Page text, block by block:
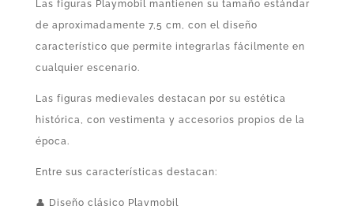
Las figuras Playmobil mantienen su tamaño estándar
de aproximadamente 7,5 cm, con el diseño
característico que permite integrarlas fácilmente en
cualquier escenario.
Las figuras medievales destacan por su estética
histórica, con vestimenta y accesorios propios de la
época.
Entre sus características destacan:
👤 Diseño clásico Playmobil